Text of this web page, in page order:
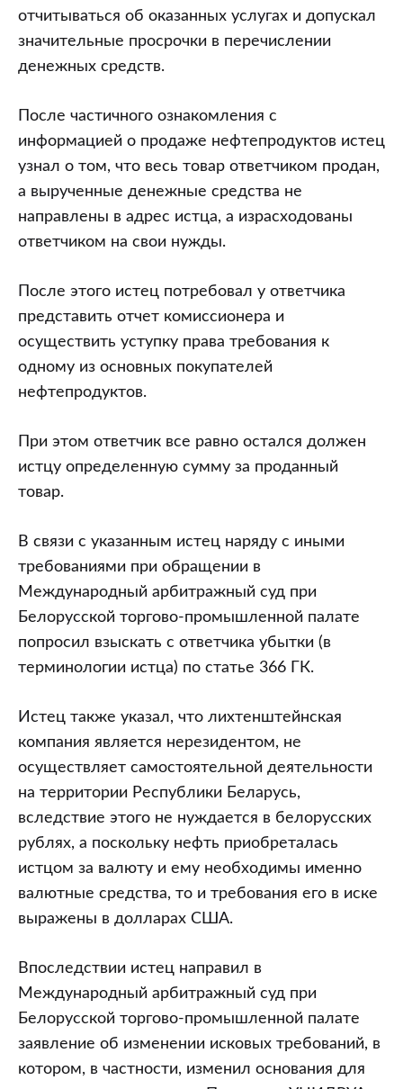
отчитываться об оказанных услугах и допускал
значительные просрочки в перечислении
денежных средств.
После частичного ознакомления с
информацией о продаже нефтепродуктов истец
узнал о том, что весь товар ответчиком продан,
а вырученные денежные средства не
направлены в адрес истца, а израсходованы
ответчиком на свои нужды.
После этого истец потребовал у ответчика
представить отчет комиссионера и
осуществить уступку права требования к
одному из основных покупателей
нефтепродуктов.
При этом ответчик все равно остался должен
истцу определенную сумму за проданный
товар.
В связи с указанным истец наряду с иными
требованиями при обращении в
Международный арбитражный суд при
Белорусской торгово-промышленной палате
попросил взыскать с ответчика убытки (в
терминологии истца) по статье 366 ГК.
Истец также указал, что лихтенштейнская
компания является нерезидентом, не
осуществляет самостоятельной деятельности
на территории Республики Беларусь,
вследствие этого не нуждается в белорусских
рублях, а поскольку нефть приобреталась
истцом за валюту и ему необходимы именно
валютные средства, то и требования его в иске
выражены в долларах США.
Впоследствии истец направил в
Международный арбитражный суд при
Белорусской торгово-промышленной палате
заявление об изменении исковых требований, в
котором, в частности, изменил основания для